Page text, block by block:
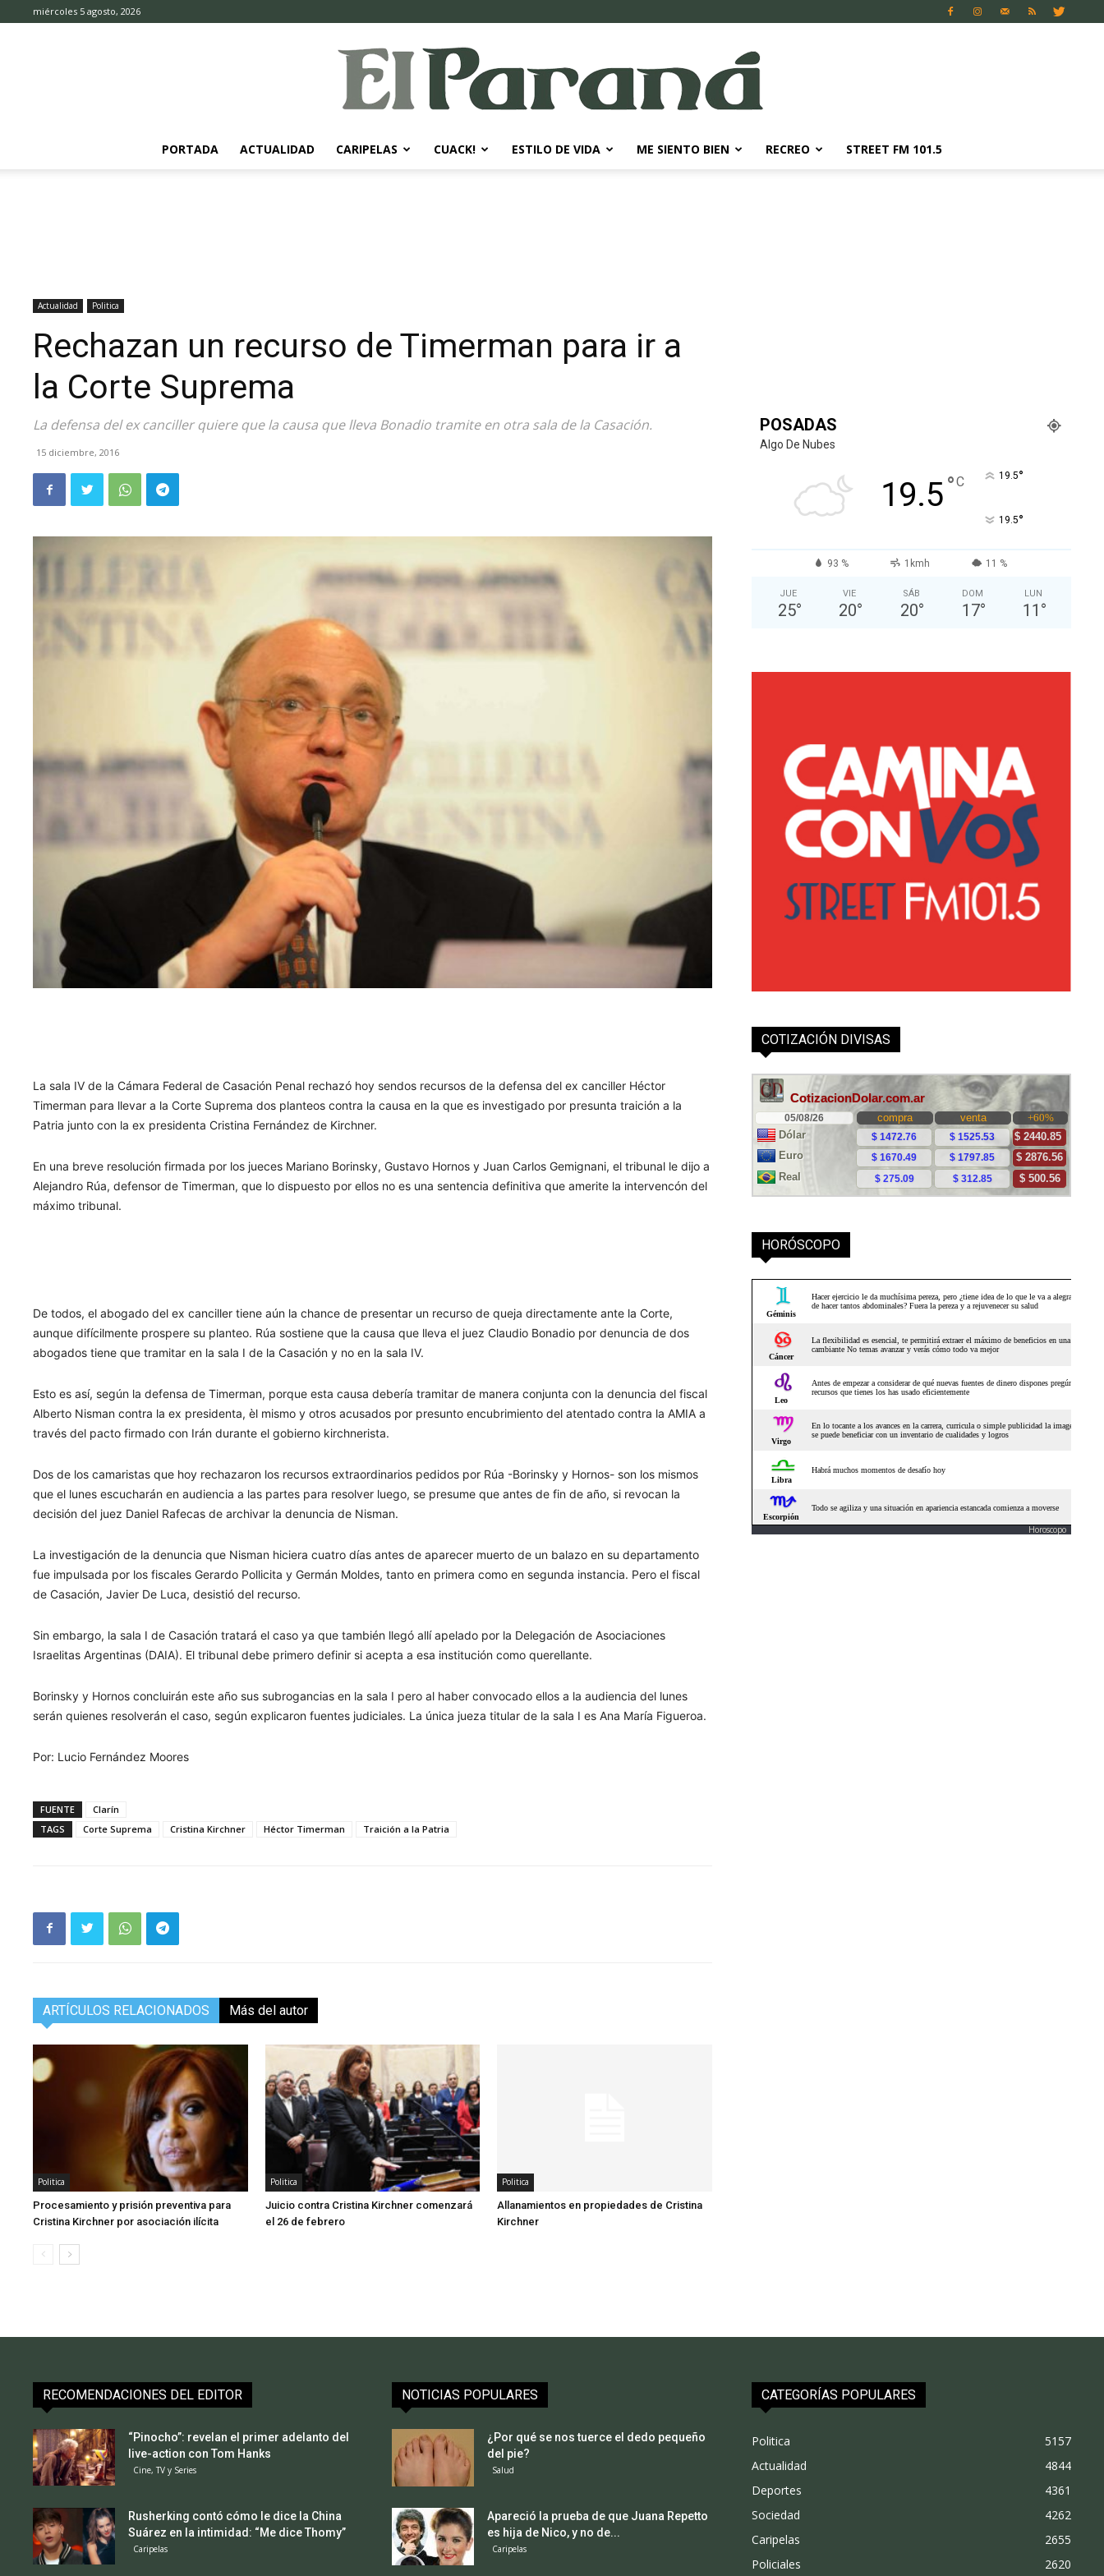
miércoles 5 agosto, 2026
PORTADA ACTUALIDAD CARIPELAS CUACK! ESTILO DE VIDA ME SIENTO BIEN RECREO STREET FM 101.5
Actualidad Politica
Rechazan un recurso de Timerman para ir a
la Corte Suprema
La defensa del ex canciller quiere que la causa que lleva Bonadio tramite en otra sala de la Casación.
15 diciembre, 2016
La sala IV de la Cámara Federal de Casación Penal rechazó hoy sendos recursos de la defensa del ex canciller Héctor
Timerman para llevar a la Corte Suprema dos planteos contra la causa en la que es investigado por presunta traición a la
Patria junto con la ex presidenta Cristina Fernández de Kirchner.
En una breve resolución firmada por los jueces Mariano Borinsky, Gustavo Hornos y Juan Carlos Gemignani, el tribunal le dijo a
Alejandro Rúa, defensor de Timerman, que lo dispuesto por ellos no es una sentencia definitiva que amerite la intervencón del
máximo tribunal.
De todos, el abogado del ex canciller tiene aún la chance de presentar un recurso de queja directamente ante la Corte,
aunque difícilmente prospere su planteo. Rúa sostiene que la causa que lleva el juez Claudio Bonadio por denuncia de dos
abogados tiene que tramitar en la sala I de la Casación y no en la sala IV.
Esto es así, según la defensa de Timerman, porque esta causa debería tramitar de manera conjunta con la denuncia del fiscal
Alberto Nisman contra la ex presidenta, èl mismo y otros acusados por presunto encubrimiento del atentado contra la AMIA a
través del pacto firmado con Irán durante el gobierno kirchnerista.
Dos de los camaristas que hoy rechazaron los recursos extraordinarios pedidos por Rúa -Borinsky y Hornos- son los mismos
que el lunes escucharán en audiencia a las partes para resolver luego, se presume que antes de fin de año, si revocan la
decisión del juez Daniel Rafecas de archivar la denuncia de Nisman.
La investigación de la denuncia que Nisman hiciera cuatro días antes de aparecer muerto de un balazo en su departamento
fue impulsada por los fiscales Gerardo Pollicita y Germán Moldes, tanto en primera como en segunda instancia. Pero el fiscal
de Casación, Javier De Luca, desistió del recurso.
Sin embargo, la sala I de Casación tratará el caso ya que también llegó allí apelado por la Delegación de Asociaciones
Israelitas Argentinas (DAIA). El tribunal debe primero definir si acepta a esa institución como querellante.
Borinsky y Hornos concluirán este año sus subrogancias en la sala I pero al haber convocado ellos a la audiencia del lunes
serán quienes resolverán el caso, según explicaron fuentes judiciales. La única jueza titular de la sala I es Ana María Figueroa.
Por: Lucio Fernández Moores
FUENTE
Clarín
TAGS
Corte Suprema Cristina Kirchner Héctor Timerman Traición a la Patria
ARTÍCULOS RELACIONADOS Más del autor
Politica
Procesamiento y prisión preventiva para
Cristina Kirchner por asociación ilícita
Politica
Juicio contra Cristina Kirchner comenzará
el 26 de febrero
Politica
Allanamientos en propiedades de Cristina
Kirchner
POSADAS
Algo De Nubes
19.5°C 19.5°
19.5°
93 % 1kmh 11 %
JUE
25°
VIE
20°
SÁB
20°
DOM
17°
LUN
11 °
COTIZACIÓN DIVISAS
HORÓSCOPO
Horoscopo
RECOMENDACIONES DEL EDITOR
“Pinocho”: revelan el primer adelanto del
live-action con Tom Hanks
Cine, TV y Series
Rusherking contó cómo le dice la China
Suárez en la intimidad: “Me dice Thomy”
Caripelas
NOTICIAS POPULARES
¿Por qué se nos tuerce el dedo pequeño
del pie?
Salud
Apareció la prueba de que Juana Repetto
es hija de Nico, y no de...
Caripelas
CATEGORÍAS POPULARES
Politica
5157
Actualidad
4844
Deportes
4361
Sociedad
4262
Caripelas
2655
Policiales
2620